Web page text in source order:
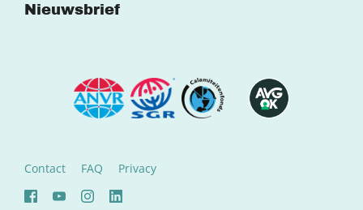
Nieuwsbrief
Contact FAQ Privacy